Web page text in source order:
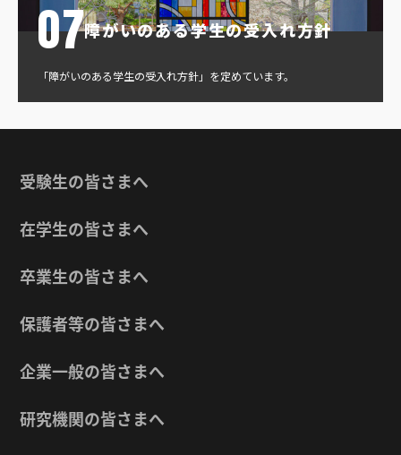
障がいのある学生の受入れ方針
「障がいのある学生の受入れ方針」を定めています。
受験生の皆さまへ
在学生の皆さまへ
卒業生の皆さまへ
保護者等の皆さまへ
企業一般の皆さまへ
研究機関の皆さまへ